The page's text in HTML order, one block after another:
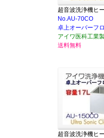
超音波洗浄機ヒ
No.AU-70CO
卓上オーバーフ
アイワ医科工業
送料無料
超音波洗浄機ヒ